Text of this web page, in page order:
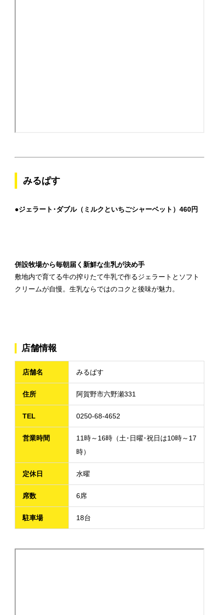
みるぱす
●ジェラート･ダブル（ミルクといちごシャーベット）460円
併設牧場から毎朝届く新鮮な生乳が決め手
敷地内で育てる牛の搾りたて牛乳で作るジェラートとソフト
クリームが自慢。生乳ならではのコクと後味が魅力。
店舗情報
店舗名 みるぱす
住所 阿賀野市六野瀬331
TEL 0250-68-4652
営業時間
11時～16時（土･日曜･祝日は10時～17
時）
定休日 水曜
席数 6席
駐車場 18台